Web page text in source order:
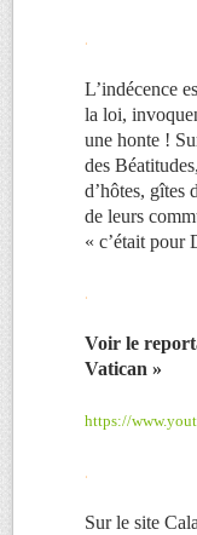
.
L’indécence
la loi,
une honte !
des
d’hôtes, gîtes
de leurs
« c’était pour
.
Voir le
Vatican »
https://
.
Sur le site